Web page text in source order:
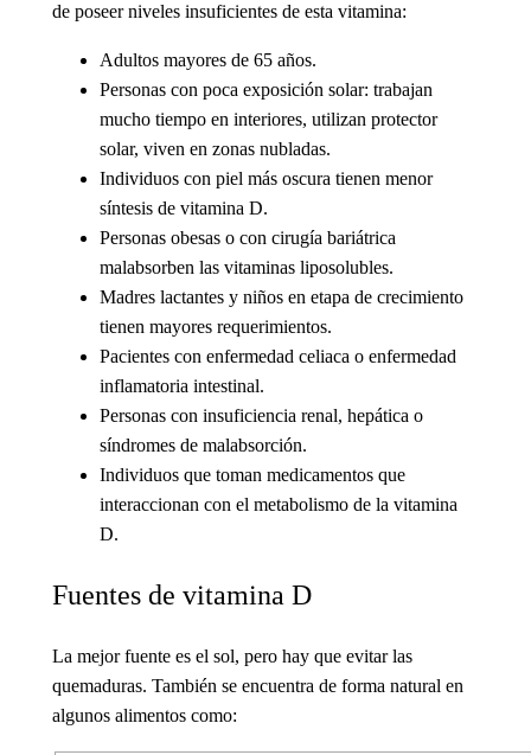
de poseer niveles insuficientes de esta vitamina:
Adultos mayores de 65 años.
Personas con poca exposición solar: trabajan
mucho tiempo en interiores, utilizan protector
solar, viven en zonas nubladas.
Individuos con piel más oscura tienen menor
síntesis de vitamina D.
Personas obesas o con cirugía bariátrica
malabsorben las vitaminas liposolubles.
Madres lactantes y niños en etapa de crecimiento
tienen mayores requerimientos.
Pacientes con enfermedad celiaca o enfermedad
inflamatoria intestinal.
Personas con insuficiencia renal, hepática o
síndromes de malabsorción.
Individuos que toman medicamentos que
interaccionan con el metabolismo de la vitamina
D.
Fuentes de vitamina D
La mejor fuente es el sol, pero hay que evitar las
quemaduras. También se encuentra de forma natural en
algunos alimentos como: